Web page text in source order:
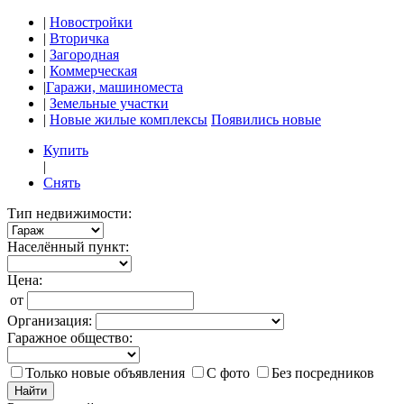
| Новостройки
| Вторичка
| Загородная
| Коммерческая
|Гаражи, машиноместа
| Земельные участки
| Новые жилые комплексы Появились новые
Купить
|
Снять
Тип недвижимости:
Населённый пункт:
Цена:
от
Организация:
Гаражное общество:
Только новые объявления С фото Без посредников
Найти